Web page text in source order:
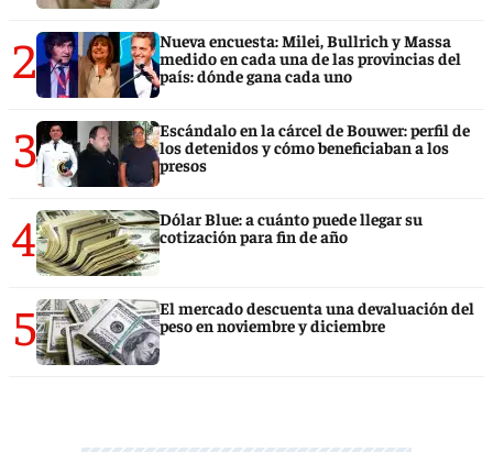
2
Nueva encuesta: Milei, Bullrich y Massa
medido en cada una de las provincias del
país: dónde gana cada uno
3
Escándalo en la cárcel de Bouwer: perfil de
los detenidos y cómo beneficiaban a los
presos
4
Dólar Blue: a cuánto puede llegar su
cotización para fin de año
5
El mercado descuenta una devaluación del
peso en noviembre y diciembre